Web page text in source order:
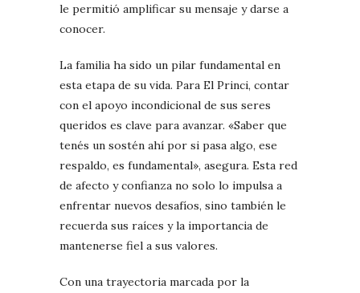
le permitió amplificar su mensaje y darse a
conocer.
La familia ha sido un pilar fundamental en
esta etapa de su vida. Para El Princi, contar
con el apoyo incondicional de sus seres
queridos es clave para avanzar. «Saber que
tenés un sostén ahí por si pasa algo, ese
respaldo, es fundamental», asegura. Esta red
de afecto y confianza no solo lo impulsa a
enfrentar nuevos desafíos, sino también le
recuerda sus raíces y la importancia de
mantenerse fiel a sus valores.
Con una trayectoria marcada por la